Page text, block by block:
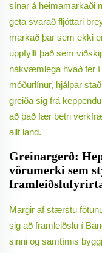
sínar á heimamarkaði
geta svarað fljóttari
markað þar sem ekki
uppfyllt það sem
nákvæmlega hvað fer
móðurlínur, hjálpar
greiða sig frá
að það fær betri
allt land.
Greinargerð:
vörumerki sem
Margir af stærstu
sig að framleiðslu í
sinni og samtímis